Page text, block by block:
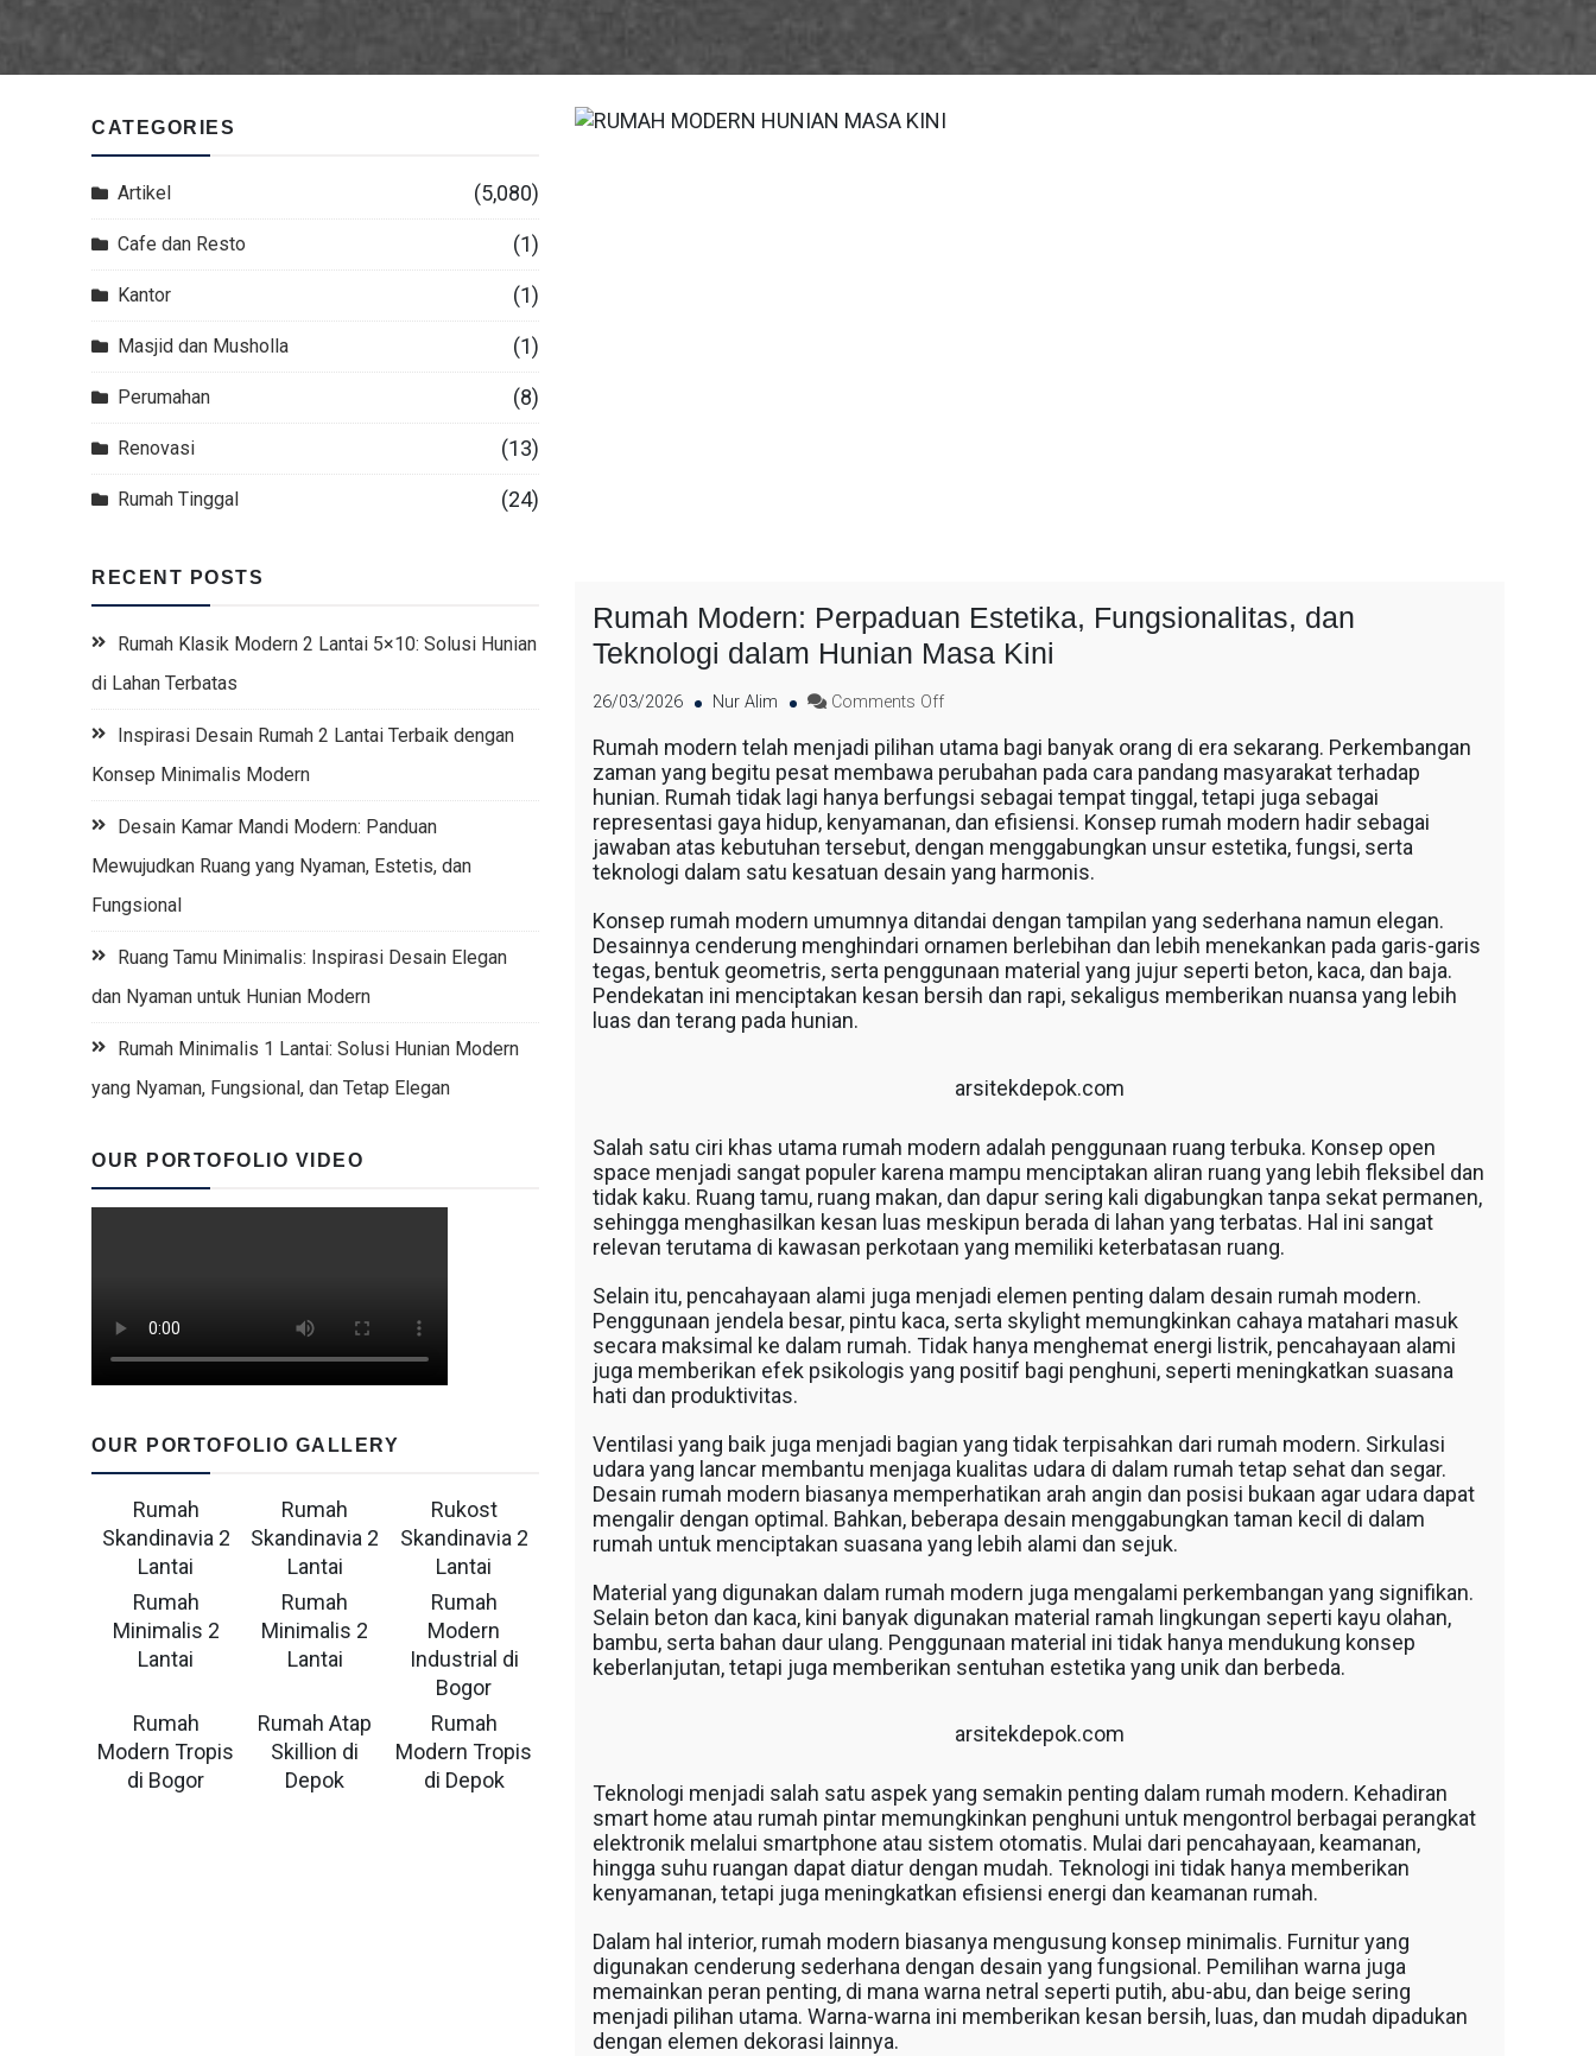
CATEGORIES
Artikel (5,080)
Cafe dan Resto (1)
Kantor (1)
Masjid dan Musholla (1)
Perumahan (8)
Renovasi (13)
Rumah Tinggal (24)
RECENT POSTS
Rumah Klasik Modern 2 Lantai 5×10: Solusi Hunian
di Lahan Terbatas
Inspirasi Desain Rumah 2 Lantai Terbaik dengan
Konsep Minimalis Modern
Desain Kamar Mandi Modern: Panduan
Mewujudkan Ruang yang Nyaman, Estetis, dan
Fungsional
Ruang Tamu Minimalis: Inspirasi Desain Elegan
dan Nyaman untuk Hunian Modern
Rumah Minimalis 1 Lantai: Solusi Hunian Modern
yang Nyaman, Fungsional, dan Tetap Elegan
OUR PORTOFOLIO VIDEO
OUR PORTOFOLIO GALLERY
Rumah
Skandinavia 2
Lantai
Rumah
Skandinavia 2
Lantai
Rukost
Skandinavia 2
Lantai
Rumah
Minimalis 2
Lantai
Rumah
Minimalis 2
Lantai
Rumah
Modern
Industrial di
Bogor
Rumah
Modern Tropis
di Bogor
Rumah Atap
Skillion di
Depok
Rumah
Modern Tropis
di Depok
Rumah Modern: Perpaduan Estetika, Fungsionalitas, dan
Teknologi dalam Hunian Masa Kini
26/03/2026 Nur Alim Comments Off
Rumah modern telah menjadi pilihan utama bagi banyak orang di era sekarang. Perkembangan
zaman yang begitu pesat membawa perubahan pada cara pandang masyarakat terhadap
hunian. Rumah tidak lagi hanya berfungsi sebagai tempat tinggal, tetapi juga sebagai
representasi gaya hidup, kenyamanan, dan efisiensi. Konsep rumah modern hadir sebagai
jawaban atas kebutuhan tersebut, dengan menggabungkan unsur estetika, fungsi, serta
teknologi dalam satu kesatuan desain yang harmonis.
Konsep rumah modern umumnya ditandai dengan tampilan yang sederhana namun elegan.
Desainnya cenderung menghindari ornamen berlebihan dan lebih menekankan pada garis-garis
tegas, bentuk geometris, serta penggunaan material yang jujur seperti beton, kaca, dan baja.
Pendekatan ini menciptakan kesan bersih dan rapi, sekaligus memberikan nuansa yang lebih
luas dan terang pada hunian.
arsitekdepok.com
Salah satu ciri khas utama rumah modern adalah penggunaan ruang terbuka. Konsep open
space menjadi sangat populer karena mampu menciptakan aliran ruang yang lebih fleksibel dan
tidak kaku. Ruang tamu, ruang makan, dan dapur sering kali digabungkan tanpa sekat permanen,
sehingga menghasilkan kesan luas meskipun berada di lahan yang terbatas. Hal ini sangat
relevan terutama di kawasan perkotaan yang memiliki keterbatasan ruang.
Selain itu, pencahayaan alami juga menjadi elemen penting dalam desain rumah modern.
Penggunaan jendela besar, pintu kaca, serta skylight memungkinkan cahaya matahari masuk
secara maksimal ke dalam rumah. Tidak hanya menghemat energi listrik, pencahayaan alami
juga memberikan efek psikologis yang positif bagi penghuni, seperti meningkatkan suasana
hati dan produktivitas.
Ventilasi yang baik juga menjadi bagian yang tidak terpisahkan dari rumah modern. Sirkulasi
udara yang lancar membantu menjaga kualitas udara di dalam rumah tetap sehat dan segar.
Desain rumah modern biasanya memperhatikan arah angin dan posisi bukaan agar udara dapat
mengalir dengan optimal. Bahkan, beberapa desain menggabungkan taman kecil di dalam
rumah untuk menciptakan suasana yang lebih alami dan sejuk.
Material yang digunakan dalam rumah modern juga mengalami perkembangan yang signifikan.
Selain beton dan kaca, kini banyak digunakan material ramah lingkungan seperti kayu olahan,
bambu, serta bahan daur ulang. Penggunaan material ini tidak hanya mendukung konsep
keberlanjutan, tetapi juga memberikan sentuhan estetika yang unik dan berbeda.
arsitekdepok.com
Teknologi menjadi salah satu aspek yang semakin penting dalam rumah modern. Kehadiran
smart home atau rumah pintar memungkinkan penghuni untuk mengontrol berbagai perangkat
elektronik melalui smartphone atau sistem otomatis. Mulai dari pencahayaan, keamanan,
hingga suhu ruangan dapat diatur dengan mudah. Teknologi ini tidak hanya memberikan
kenyamanan, tetapi juga meningkatkan efisiensi energi dan keamanan rumah.
Dalam hal interior, rumah modern biasanya mengusung konsep minimalis. Furnitur yang
digunakan cenderung sederhana dengan desain yang fungsional. Pemilihan warna juga
memainkan peran penting, di mana warna netral seperti putih, abu-abu, dan beige sering
menjadi pilihan utama. Warna-warna ini memberikan kesan bersih, luas, dan mudah dipadukan
dengan elemen dekorasi lainnya.